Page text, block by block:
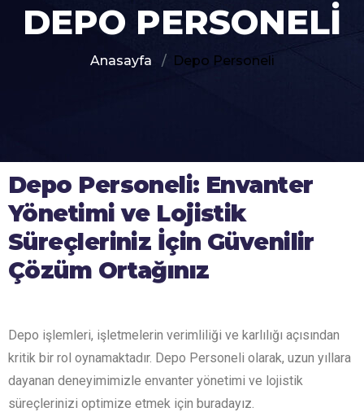
DEPO PERSONELI
Anasayfa Depo Personeli
Depo Personeli: Envanter
Yönetimi ve Lojistik
Süreçleriniz İçin Güvenilir
Çözüm Ortağınız
Depo işlemleri, işletmelerin verimliliği ve karlılığı açısından
kritik bir rol oynamaktadır. Depo Personeli olarak, uzun yıllara
dayanan deneyimimizle envanter yönetimi ve lojistik
süreçlerinizi optimize etmek için buradayız.